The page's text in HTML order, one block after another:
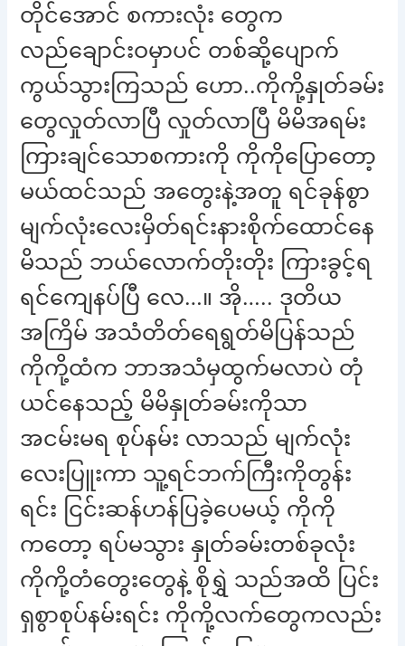
တိုင်အောင် စကားလုံး တွေက
လည်ချောင်းဝမှာပင် တစ်ဆို့ပျောက်
ကွယ်သွားကြသည် ဟော..ကိုကို့နှုတ်ခမ်း
တွေလှုတ်လာပြီ လှုတ်လာပြီ မိမိအရမ်း
ကြားချင်သောစကားကို ကိုကိုပြောတော့
မယ်ထင်သည် အတွေးနဲ့အတူ ရင်ခုန်စွာ
မျက်လုံးလေးမှိတ်ရင်းနားစိုက်ထောင်နေ
မိသည် ဘယ်လောက်တိုးတိုး ကြားခွင့်ရ
ရင်ကျေနပ်ပြီ လေ…။ အို….. ဒုတိယ
အကြိမ် အသံတိတ်ရေရွတ်မိပြန်သည်
ကိုကို့ထံက ဘာအသံမှထွက်မလာပဲ တုံ
ယင်နေသည့် မိမိနှုတ်ခမ်းကိုသာ
အငမ်းမရ စုပ်နမ်း လာသည် မျက်လုံး
လေးပြူးကာ သူ့ရင်ဘက်ကြီးကိုတွန်း
ရင်း ငြင်းဆန်ဟန်ပြခဲ့ပေမယ့် ကိုကို
ကတော့ ရပ်မသွား နှုတ်ခမ်းတစ်ခုလုံး
ကိုကို့တံတွေးတွေနဲ့ စိုရွှဲ သည်အထိ ပြင်း
ရှစွာစုပ်နမ်းရင်း ကိုကို့လက်တွေကလည်း